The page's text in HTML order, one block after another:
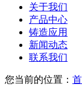
关于我们
产品中心
铸造应用
新闻动态
联系我们
您当前的位置：